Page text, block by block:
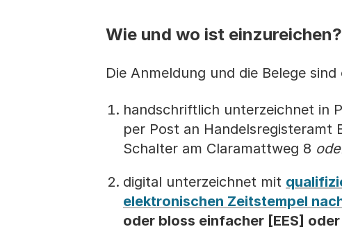
Wie und wo ist einzureichen?
Die Anmeldung und die Belege sind
handschriftlich unterzeichnet in
per Post an Handelsregisteramt
Schalter am Claramattweg 8
digital unterzeichnet mit
elektronischen Zeitstempel
oder bloss einfacher [EES]